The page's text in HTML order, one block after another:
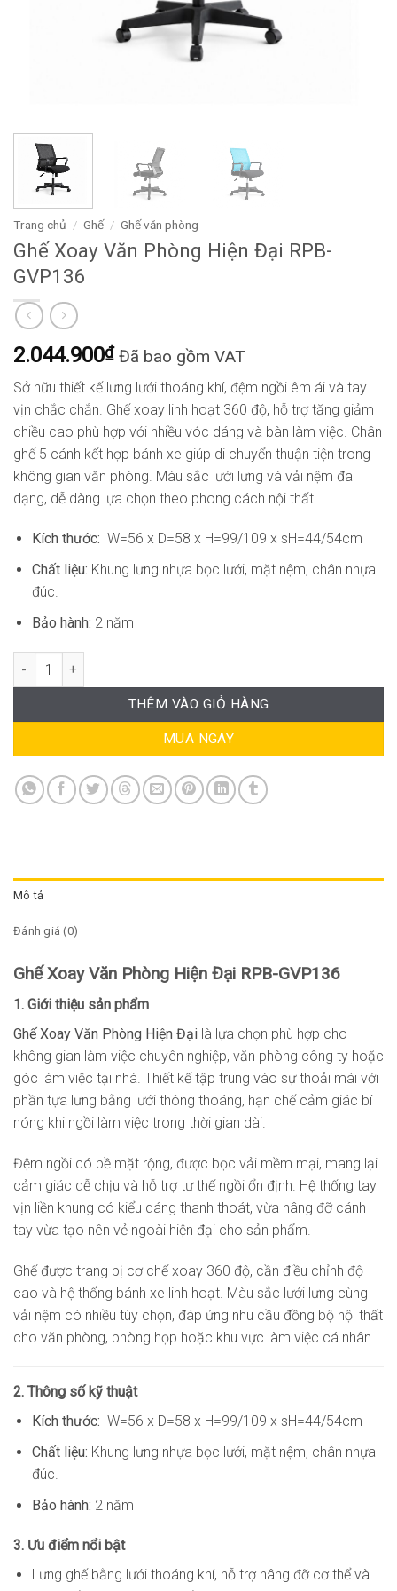
Trang chủ / Ghế / Ghế văn phòng
Ghế Xoay Văn Phòng Hiện Đại RPB-
GVP136
2.044.900₫ Đã bao gồm VAT
Sở hữu thiết kế lưng lưới thoáng khí, đệm ngồi êm ái và tay
vịn chắc chắn. Ghế xoay linh hoạt 360 độ, hỗ trợ tăng giảm
chiều cao phù hợp với nhiều vóc dáng và bàn làm việc. Chân
ghế 5 cánh kết hợp bánh xe giúp di chuyển thuận tiện trong
không gian văn phòng. Màu sắc lưới lưng và vải nệm đa
dạng, dễ dàng lựa chọn theo phong cách nội thất.
Kích thước: W=56 x D=58 x H=99/109 x sH=44/54cm
Chất liệu: Khung lưng nhựa bọc lưới, mặt nệm, chân nhựa
đúc.
Bảo hành: 2 năm
Ghế Xoay Văn Phòng Hiện Đại RPB-GVP136 số lượng
THÊM VÀO GIỎ HÀNG
MUA NGAY
Mô tả
Đánh giá (0)
Ghế Xoay Văn Phòng Hiện Đại RPB-GVP136
1. Giới thiệu sản phẩm
Ghế Xoay Văn Phòng Hiện Đại là lựa chọn phù hợp cho
không gian làm việc chuyên nghiệp, văn phòng công ty hoặc
góc làm việc tại nhà. Thiết kế tập trung vào sự thoải mái với
phần tựa lưng bằng lưới thông thoáng, hạn chế cảm giác bí
nóng khi ngồi làm việc trong thời gian dài.
Đệm ngồi có bề mặt rộng, được bọc vải mềm mại, mang lại
cảm giác dễ chịu và hỗ trợ tư thế ngồi ổn định. Hệ thống tay
vịn liền khung có kiểu dáng thanh thoát, vừa nâng đỡ cánh
tay vừa tạo nên vẻ ngoài hiện đại cho sản phẩm.
Ghế được trang bị cơ chế xoay 360 độ, cần điều chỉnh độ
cao và hệ thống bánh xe linh hoạt. Màu sắc lưới lưng cùng
vải nệm có nhiều tùy chọn, đáp ứng nhu cầu đồng bộ nội thất
cho văn phòng, phòng họp hoặc khu vực làm việc cá nhân.
2. Thông số kỹ thuật
Kích thước: W=56 x D=58 x H=99/109 x sH=44/54cm
Chất liệu: Khung lưng nhựa bọc lưới, mặt nệm, chân nhựa
đúc.
Bảo hành: 2 năm
3. Ưu điểm nổi bật
Lưng ghế bằng lưới thoáng khí, hỗ trợ nâng đỡ cơ thể và